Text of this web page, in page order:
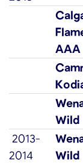
AAA
Wild
2013-
2014
Wild